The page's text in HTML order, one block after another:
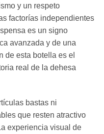
y un respeto
factorías independientes
es un signo
avanzada y de una
de esta botella es el
real de la dehesa
bastas ni
que resten atractivo
experiencia visual de